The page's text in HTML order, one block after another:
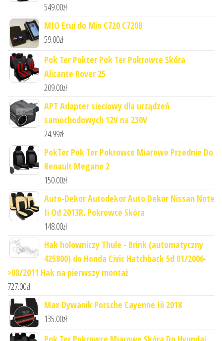
549.00zł
MIO Etui do Mio C720 C720B
59.00zł
Pok Ter Pokter Pok Ter Pokrowce Skóra
Alicante Rover 25
209.00zł
APT Adapter sieciowy dla urządzeń
samochodowych 12V na 230V
24.99zł
PokTer Pok Ter Pokrowce Miarowe Przednie Do
Renault Megane 2
150.00zł
Auto-Dekor Autodekor Auto Dekor Nissan Note
Ii Od 2013R. Pokrowce Skóra
148.00zł
Hak holowniczy Thule - Brink (automatyczny
425800) do Honda Civic Hatchback 5d 01/2006-
>08/2011 Hak na pierwszy montaż
727.00zł
Max Dywanik Porsche Cayenne Iii 2018
135.00zł